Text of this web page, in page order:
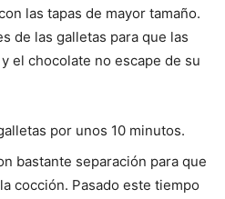
las tapas de mayor tamaño.
de las galletas para que las
el chocolate no escape de su
por unos 10 minutos.
bastante separación para que
cocción. Pasado este tiempo